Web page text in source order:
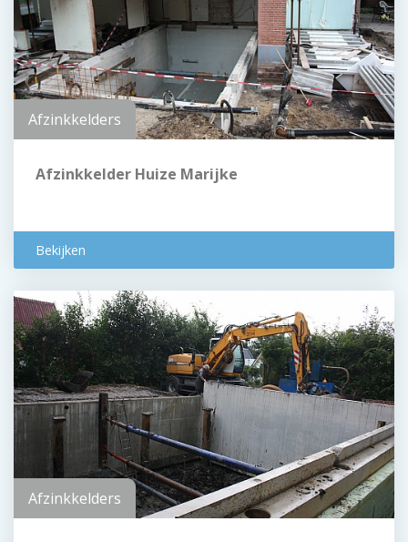
Afzinkkelders
Afzinkkelder Huize Marijke
Bekijken
Afzinkkelders